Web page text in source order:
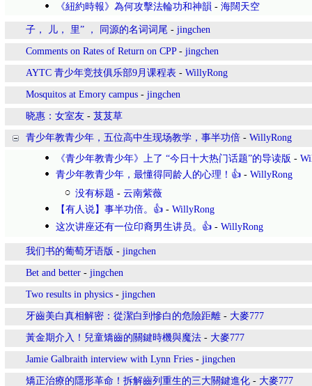
《紐約時報》為何攻擊法輪功和神韻 - 海闊天空
子， 儿， 里” ， 同源的名词词尾 - jingchen
Comments on Rates of Return on CPP- jingchen
AYTC 青少年竞技俱乐部9月课程表 - WillyRong
Mosquitos at Emory campus - jingchen
晓惠：女室友 - 芨芨草
青少年教青少年，五位高中生现场教学，事半功倍 - WillyRong
《青少年教青少年》上了 “今日十大热门话题”的导读版 -
青少年教青少年，最懂得同龄人的心理！👍 - WillyRong
没有标题 - 云南紫薇
【有人说】事半功倍。👍 - WillyRong
这次讲座还有一位印裔男生讲员。👍 - WillyRong
我们书的葡萄牙语版 - jingchen
Bet and better - jingchen
Two results in physics - jingchen
牙齒美白真相解密：從潔白到慘白的危險距離 - 大麥777
黃金期介入！兒童矯齒的關鍵時機與魔法 - 大麥777
Jamie Galbraith interview with Lynn Fries - jingchen
矯正治療的隱形革命！拆解齒列重生的三大關鍵進化 - 大麥777